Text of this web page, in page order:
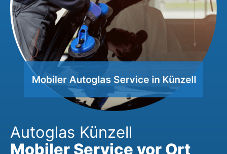
Autoglas Künzell
Mobiler Service vor Ort